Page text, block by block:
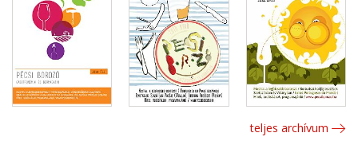
teljes archívum